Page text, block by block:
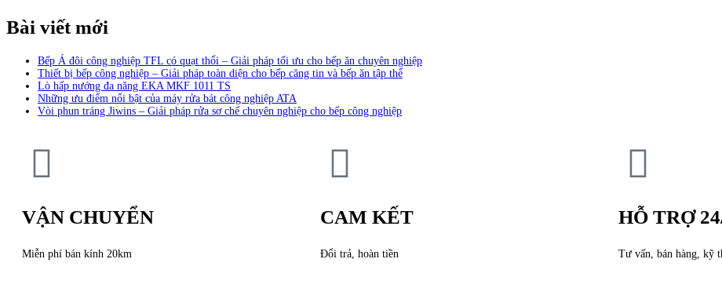
Bài viết mới
Bếp Á đôi công nghiệp TFL có quạt thổi – Giải pháp tối ưu cho bếp ăn chuyên nghiệp
Thiết bị bếp công nghiệp – Giải pháp toàn diện cho bếp căng tin và bếp ăn tập thể
Lò hấp nướng đa năng EKA MKF 1011 TS
Những ưu điểm nổi bật của máy rửa bát công nghiệp ATA
Vòi phun tráng Jiwins – Giải pháp rửa sơ chế chuyên nghiệp cho bếp công nghiệp
VẬN CHUYỂN
Miễn phí bán kính 20km
CAM KẾT
Đổi trả, hoàn tiền
HỖ TRỢ
Tư vấn, bán hàng, kỹ